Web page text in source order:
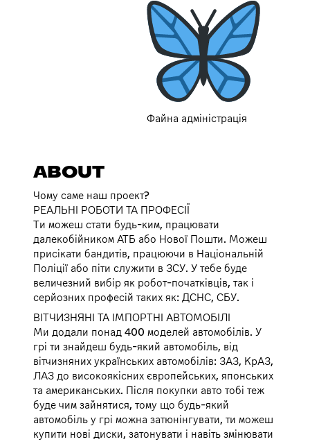
Файна адміністрація
ABOUT
Чому саме наш проект?
РЕАЛЬНІ РОБОТИ ТА ПРОФЕСІЇ
Ти можеш стати будь-ким, працювати
далекобійником АТБ або Нової Пошти. Можеш
присікати бандитів, працюючи в Національній
Поліції або піти служити в ЗСУ. У тебе буде
величезний вибір як робот-початківців, так і
серйозних професій таких як: ДСНС, СБУ.
ВІТЧИЗНЯНІ ТА ІМПОРТНІ АВТОМОБІЛІ
Ми додали понад 400 моделей автомобілів. У
грі ти знайдеш будь-який автомобіль, від
вітчизняних українських автомобілів: ЗАЗ, КрАЗ,
ЛАЗ до високоякісних європейських, японських
та американських. Після покупки авто тобі теж
буде чим зайнятися, тому що будь-який
автомобіль у грі можна затюнінгувати, ти можеш
купити нові диски, затонувати і навіть змінювати